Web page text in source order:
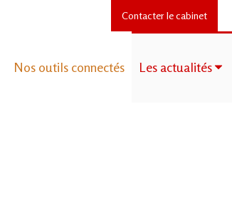
Contacter le cabinet
Nos outils connectés Les actualités